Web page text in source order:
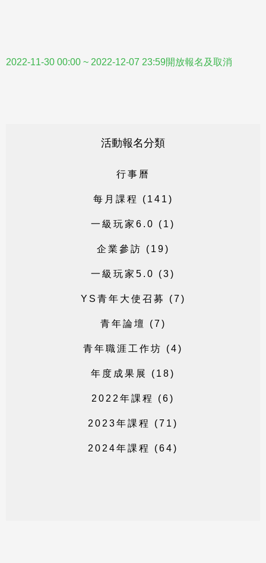
2022-11-30 00:00 ~ 2022-12-07 23:59開放報名及取消
活動報名分類
行事 曆
每 月 課 程 ( 1 4 1 )
一 級 玩家 6 . 0 ( 1 )
企 業 參 訪 ( 1 9)
一 級 玩家 5 . 0 (3)
Y S 青年 大 使 召 募 (7 )
青年論壇 (7 )
青年職涯 工 作坊 (4)
年 度 成果 展 ( 1 8)
2 0 2 2 年課 程 (6)
2 0 2 3年課 程 (7 1 )
2 0 2 4年課 程 (64)